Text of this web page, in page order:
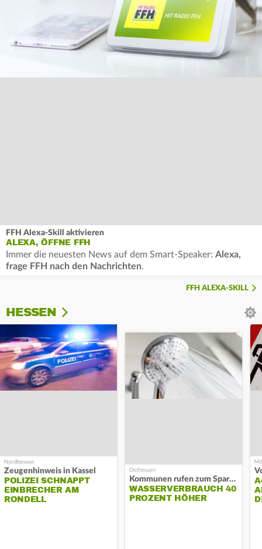
FFH Alexa-Skill aktivieren
ALEXA, ÖFFNE FFH
Immer die neuesten News auf dem Smart-Speaker: Alexa,
frage FFH nach den Nachrichten.
FFH ALEXA-SKILL
HESSEN
Zeugenhinweis in Kassel
POLIZEI SCHNAPPT
EINBRECHER AM
RONDELL
Kommunen rufen zum Sparen auf
WASSERVERBRAUCH 40
PROZENT HÖHER